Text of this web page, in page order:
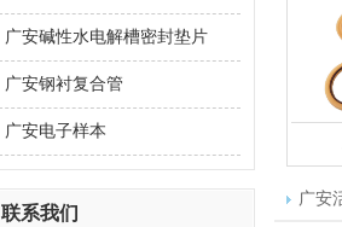
广安碱性水电解槽密封垫片
广安钢衬复合管
广安电子样本
联系我们
广安